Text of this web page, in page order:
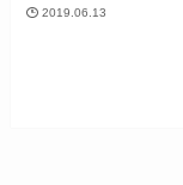
2019.06.13